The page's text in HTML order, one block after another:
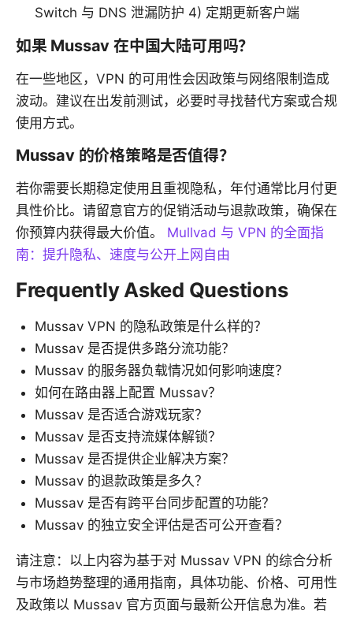
Switch 与 DNS 泄漏防护 4) 定期更新客户端
如果 Mussav 在中国大陆可用吗？
在一些地区，VPN 的可用性会因政策与网络限制造成
波动。建议在出发前测试，必要时寻找替代方案或合规
使用方式。
Mussav 的价格策略是否值得？
若你需要长期稳定使用且重视隐私，年付通常比月付更
具性价比。请留意官方的促销活动与退款政策，确保在
你预算内获得最大价值。 Mullvad 与 VPN 的全面指
南：提升隐私、速度与公开上网自由
Frequently Asked Questions
Mussav VPN 的隐私政策是什么样的？
Mussav 是否提供多路分流功能？
Mussav 的服务器负载情况如何影响速度？
如何在路由器上配置 Mussav？
Mussav 是否适合游戏玩家？
Mussav 是否支持流媒体解锁？
Mussav 是否提供企业解决方案？
Mussav 的退款政策是多久？
Mussav 是否有跨平台同步配置的功能？
Mussav 的独立安全评估是否可公开查看？
请注意：以上内容为基于对 Mussav VPN 的综合分析
与市场趋势整理的通用指南，具体功能、价格、可用性
及政策以 Mussav 官方页面与最新公开信息为准。若